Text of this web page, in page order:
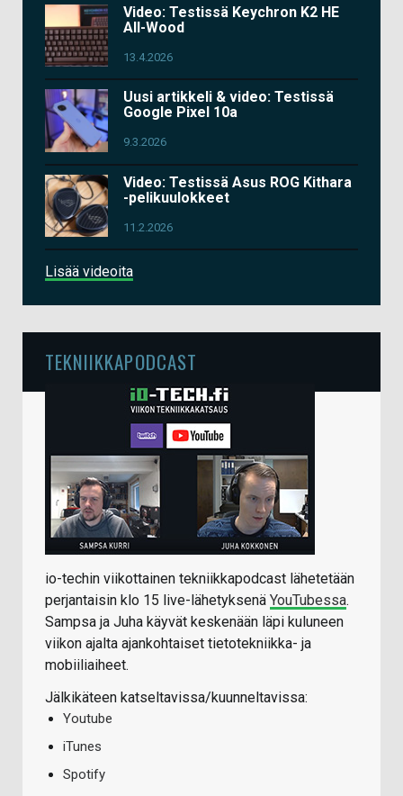
Video: Testissä Keychron K2 HE
All-Wood
13.4.2026
Uusi artikkeli & video: Testissä
Google Pixel 10a
9.3.2026
Video: Testissä Asus ROG Kithara
-pelikuulokkeet
11.2.2026
Lisää videoita
TEKNIIKKAPODCAST
io-techin viikottainen tekniikkapodcast lähetetään
perjantaisin klo 15 live-lähetyksenä YouTubessa.
Sampsa ja Juha käyvät keskenään läpi kuluneen
viikon ajalta ajankohtaiset tietotekniikka- ja
mobiiliaiheet.
Jälkikäteen katseltavissa/kuunneltavissa:
Youtube
iTunes
Spotify